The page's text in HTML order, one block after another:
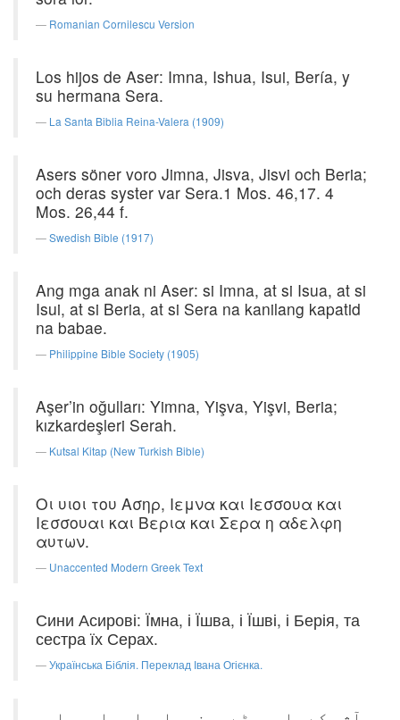
Romanian Cornilescu Version
Los hijos de Aser: Imna, Ishua, Isui, Bería, y
su hermana Sera.
La Santa Biblia Reina-Valera (1909)
Asers söner voro Jimna, Jisva, Jisvi och Beria;
och deras syster var Sera.1 Mos. 46,17. 4
Mos. 26,44 f.
Swedish Bible (1917)
Ang mga anak ni Aser: si Imna, at si Isua, at si
Isui, at si Beria, at si Sera na kanilang kapatid
na babae.
Philippine Bible Society (1905)
Aşer’in oğulları: Yimna, Yişva, Yişvi, Beria;
kızkardeşleri Serah.
Kutsal Kitap (New Turkish Bible)
Οι υιοι του Ασηρ, Ιεμνα και Ιεσσουα και
Ιεσσουαι και Βερια και Σερα η αδελφη
αυτων.
Unaccented Modern Greek Text
Сини Асирові: Їмна, і Їшва, і Їшві, і Берія, та
сестра їх Серах.
Українська Біблія. Переклад Івана Огієнка.